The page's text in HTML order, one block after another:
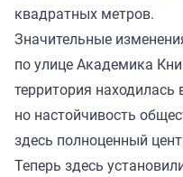
квадратных метров.
Значительные
по улице Академика
территория находилась
но настойчивость
здесь полноценный
Теперь здесь